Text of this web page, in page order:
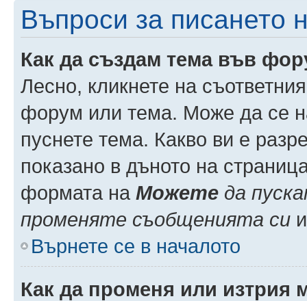
Въпроси за писането
Как да създам тема във
Лесно, кликнете на
форум или тема. Може да се
пуснете тема. Какво ви е
показано в дъното на
формата на Можете да
променяте съобщенията си
Върнете се в началото
Как да променя или изтрия